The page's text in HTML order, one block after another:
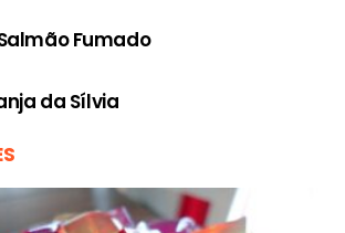
Fumado
da Sílvia